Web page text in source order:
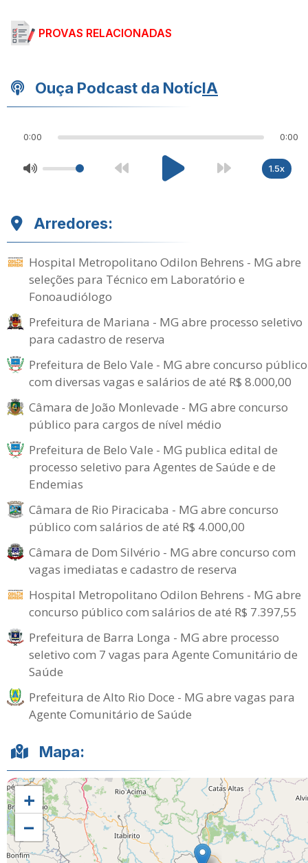
PROVAS RELACIONADAS
Ouça Podcast da NotícIA
0:00 0:00
1.5x
Arredores:
Hospital Metropolitano Odilon Behrens - MG abre
seleções para Técnico em Laboratório e
Fonoaudiólogo
Prefeitura de Mariana - MG abre processo seletivo
para cadastro de reserva
Prefeitura de Belo Vale - MG abre concurso público
com diversas vagas e salários de até R$ 8.000,00
Câmara de João Monlevade - MG abre concurso
público para cargos de nível médio
Prefeitura de Belo Vale - MG publica edital de
processo seletivo para Agentes de Saúde e de
Endemias
Câmara de Rio Piracicaba - MG abre concurso
público com salários de até R$ 4.000,00
Câmara de Dom Silvério - MG abre concurso com
vagas imediatas e cadastro de reserva
Hospital Metropolitano Odilon Behrens - MG abre
concurso público com salários de até R$ 7.397,55
Prefeitura de Barra Longa - MG abre processo
seletivo com 7 vagas para Agente Comunitário de
Saúde
Prefeitura de Alto Rio Doce - MG abre vagas para
Agente Comunitário de Saúde
Mapa:
+
−